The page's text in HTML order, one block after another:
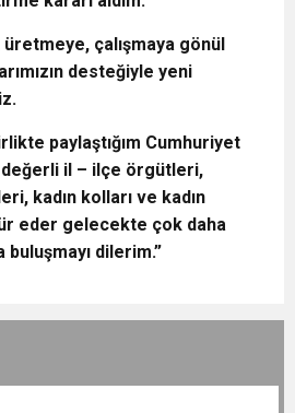
çalışmaya gönül
desteğiyle yeni
paylaştığım Cumhuriyet
değerli il – ilçe örgütleri,
kadın kolları ve kadın
eder gelecekte çok daha
buluşmayı dilerim.”